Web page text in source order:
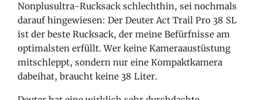
Nonplusultra-Rucksack schlechthin, sei nochmals
darauf hingewiesen: Der Deuter Act Trail Pro 38 SL
ist der beste Rucksack, der meine Befürfnisse am
optimalsten erfüllt. Wer keine Kameraaustüstung
mitschleppt, sondern nur eine Kompaktkamera
dabeihat, braucht keine 38 Liter.